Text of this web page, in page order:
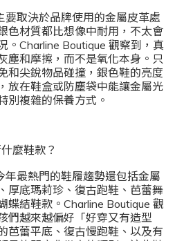
取決於品牌使用的金屬皮革處
色材質都比想像中耐用，不太會
。Charline Boutique 觀察到，真
塵和摩擦，而不是氧化本身。只
和尖銳物品碰撞，銀色鞋的亮度
放在鞋盒或防塵袋中能讓金屬光
別複雜的保養方式。
麼鞋款？
最熱門的鞋履趨勢還包括金屬
厚底瑪莉珍、復古跑鞋、芭蕾舞
蝶結鞋款。Charline Boutique 觀
們越來越偏好「好穿又有造型
芭蕾平底、復古慢跑鞋、以及有